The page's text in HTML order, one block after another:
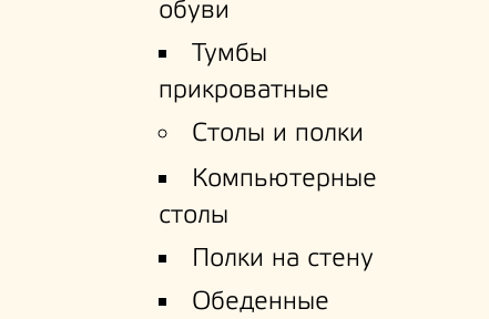
обуви
Тумбы
прикроватные
Столы и полки
Компьютерные
столы
Полки на стену
Обеденные